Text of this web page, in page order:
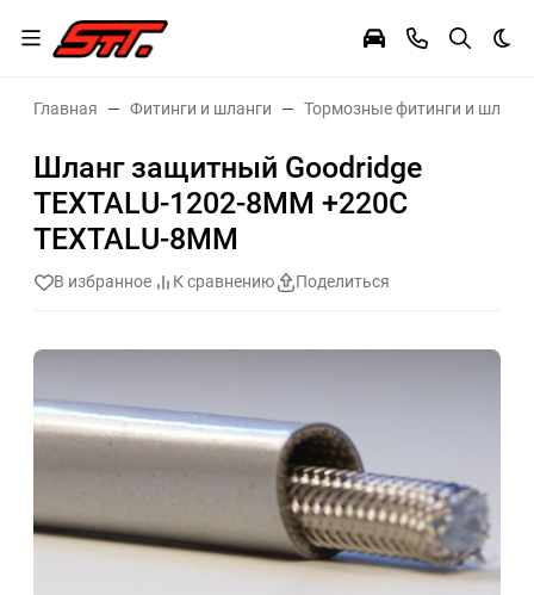
Главная Фитинги и шланги Тормозные фитинги и
Шланг защитный Goodridge
TEXTALU-1202-8MM +220С
TEXTALU-8MM
В избранное К сравнению Поделиться